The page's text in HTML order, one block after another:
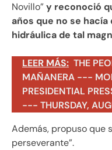
Novillo” y reconoció
años que no se
hidráulica de tal
LEER MÁS: THE
MAÑANERA ---
PRESIDENTIAL
--- THURSDAY,
Además, propuso que
perseverante”.